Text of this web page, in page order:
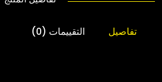
تفاصيل التقييمات (0)